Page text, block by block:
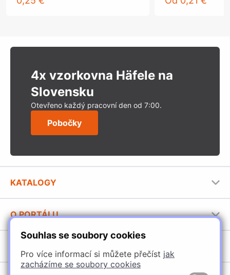
Souhlas se soubory cookies
Pro více informací si můžete přečíst jak
zacházíme se soubory cookies
4x vzorkovna Häfele na
Slovensku
Otevřeno každý pracovní den od 7:00.
Pobočky
KATALOGY
Stavební katalog Häfele
Brožury Häfele
O PORTÁLU
Provozovatel portálu
Jak používat portál
Úchytky